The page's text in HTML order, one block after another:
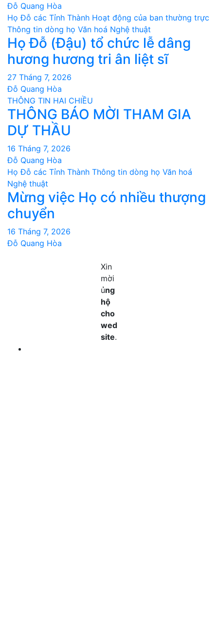
Đỗ Quang Hòa
Họ Đỗ các Tỉnh Thành Hoạt động của ban thường trực
Thông tin dòng họ Văn hoá Nghệ thuật
Họ Đỗ (Đậu) tổ chức lễ dâng
hương hương tri ân liệt sĩ
27 Tháng 7, 2026
Đỗ Quang Hòa
THÔNG TIN HAI CHIỀU
THÔNG BÁO MỜI THAM GIA
DỰ THẦU
16 Tháng 7, 2026
Đỗ Quang Hòa
Họ Đỗ các Tỉnh Thành Thông tin dòng họ Văn hoá
Nghệ thuật
Mừng việc Họ có nhiều thượng
chuyển
16 Tháng 7, 2026
Đỗ Quang Hòa
Xin
mời
ủng
hộ
cho
wed
site.